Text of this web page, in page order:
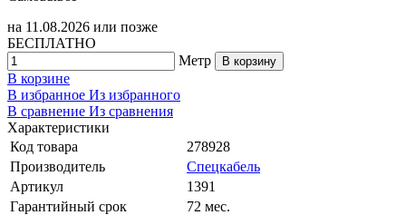
на 11.08.2026 или позже
БЕСПЛАТНО
Метр
В корзину
В корзине
В избранное Из избранного
В сравнение Из сравнения
Характеристики
Код товара
278928
Производитель
Спецкабель
Артикул
1391
Гарантийный срок
72 мес.